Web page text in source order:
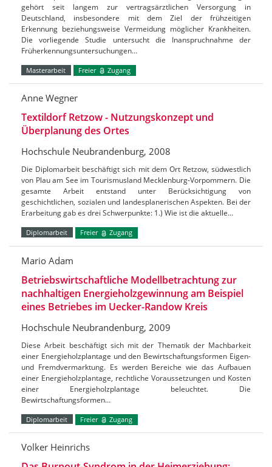
gehört seit langem zur vertragsärztlichen Versorgung in
Deutschland, insbesondere mit dem Ziel der frühzeitigen
Erkennung beziehungsweise Vermeidung möglicher Krankheiten.
Die vorliegende Studie untersucht die Inanspruchnahme der
Früherkennungsuntersuchungen…
Masterarbeit Freier Zugang
Anne Wegner
Textildorf Retzow - Nutzungskonzept und
Überplanung des Ortes
Hochschule Neubrandenburg, 2008
Die Diplomarbeit beschäftigt sich mit dem Ort Retzow, südwestlich
von Plau am See im Tourismusland Mecklenburg-Vorpommern. Die
gesamte Arbeit entstand unter Berücksichtigung von
geschichtlichen, sozialen und landesplanerischen Aspekten. Bei der
Erarbeitung gab es drei Schwerpunkte: 1.) Wie ist die aktuelle…
Diplomarbeit Freier Zugang
Mario Adam
Betriebswirtschaftliche Modellbetrachtung zur
nachhaltigen Energieholzgewinnung am Beispiel
eines Betriebes im Uecker-Randow Kreis
Hochschule Neubrandenburg, 2009
Diese Arbeit beschäftigt sich mit der Thematik der Machbarkeit
einer Energieholzplantage und den Bewirtschaftungsformen Eigen-
und Fremdvermarktung. Es werden Bereiche wie das Aufbauen
einer Energieholzplantage, rechtliche Voraussetzungen und Kosten
einer Energieholzplantage beleuchtet. Die
Bewirtschaftungsformen…
Diplomarbeit Freier Zugang
Volker Heinrichs